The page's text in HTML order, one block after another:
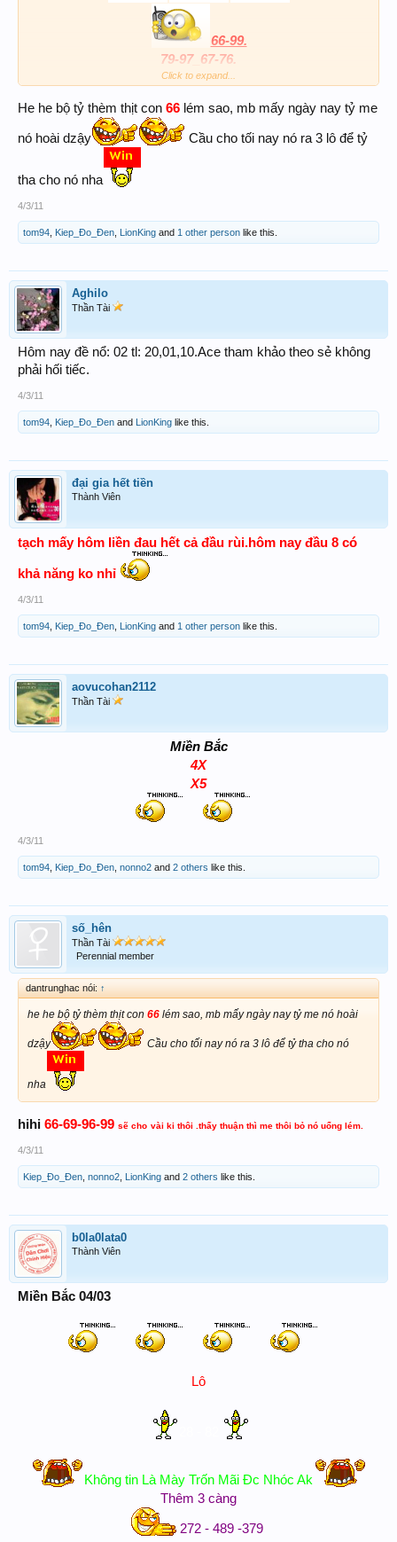
66-99.
79-97_67-76.
CHÚC ACE MAY MẮN
Click to expand...
He he bộ tỷ thèm thịt con 66 lém sao, mb mấy ngày nay tỷ me
nó hoài dzậy Cầu cho tối nay nó ra 3 lô để tỷ
tha cho nó nha
4/3/11
tom94 Kiep_Đo_Đen LionKing and 1 other person like this.
Aghilo
Thần Tài
Hôm nay đề nổ: 02 tl: 20,01,10.Ace tham khảo theo sẻ không
phải hối tiếc.
4/3/11
tom94 Kiep_Đo_Đen and LionKing like this.
đại gia hết tiền
Thành Viên
tạch mấy hôm liền đau hết cả đầu rùi.hôm nay đầu 8 có
khả năng ko nhỉ
4/3/11
tom94 Kiep_Đo_Đen LionKing and 1 other person like this.
aovucohan2112
Thần Tài
Miền Bắc
4X
X5
4/3/11
tom94 Kiep_Đo_Đen nonno2 and 2 others like this.
số_hên
Thần Tài
Perennial member
dantrunghac nói: ↑
he he bộ tỷ thèm thịt con 66 lém sao, mb mấy ngày nay tỷ me nó hoài
dzậy Cầu cho tối nay nó ra 3 lô để tỷ tha cho nó
nha
hihi 66-69-96-99 sẽ cho vài ki thôi .thấy thuận thì me thôi bỏ nó uổng lém.
4/3/11
Kiep_Đo_Đen nonno2 LionKing and 2 others like this.
b0la0lata0
Thành Viên
Miền Bắc 04/03
Lô
Không tin Là Mày Trốn Mãi Đc Nhóc Ak
Thêm 3 càng
272 - 489 -379